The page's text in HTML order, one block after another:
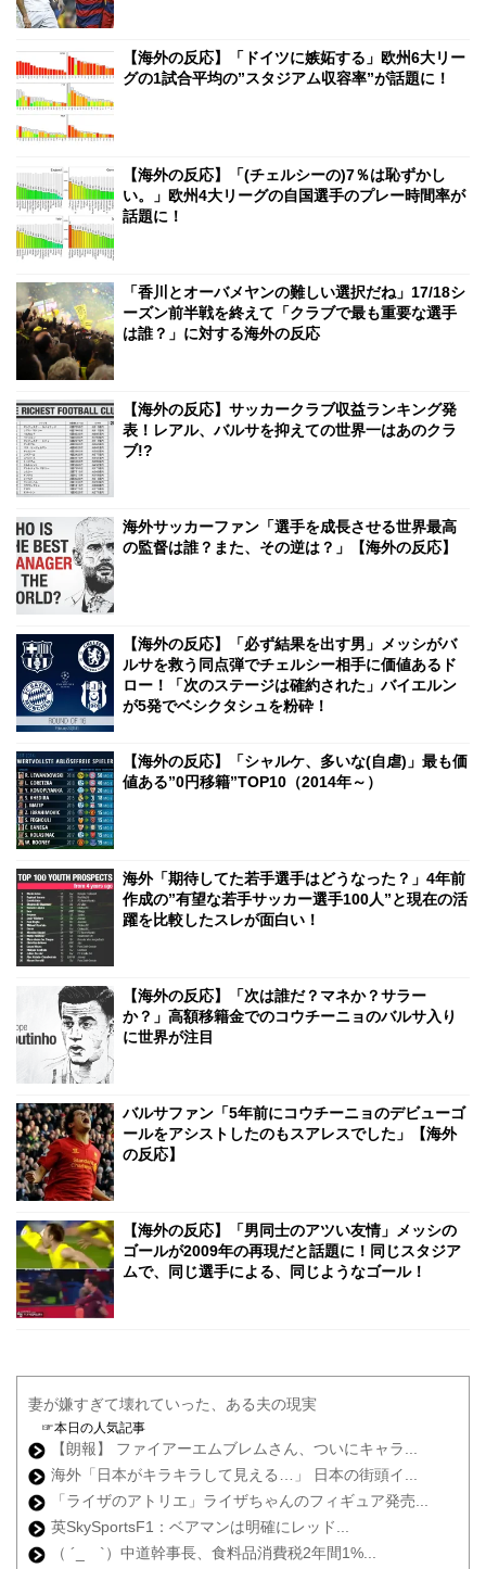
【海外の反応】「ドイツに嫉妬する」欧州6大リー
グの1試合平均の”スタジアム収容率”が話題に！
【海外の反応】「(チェルシーの)7％は恥ずかし
い。」欧州4大リーグの自国選手のプレー時間率が
話題に！
「香川とオーバメヤンの難しい選択だね」17/18シ
ーズン前半戦を終えて「クラブで最も重要な選手
は誰？」に対する海外の反応
【海外の反応】サッカークラブ収益ランキング発
表！レアル、バルサを抑えての世界一はあのクラ
ブ!?
海外サッカーファン「選手を成長させる世界最高
の監督は誰？また、その逆は？」【海外の反応】
【海外の反応】「必ず結果を出す男」メッシがバ
ルサを救う同点弾でチェルシー相手に価値あるド
ロー！「次のステージは確約された」バイエルン
が5発でベシクタシュを粉砕！
【海外の反応】「シャルケ、多いな(自虐)」最も価
値ある”0円移籍”TOP10（2014年～）
海外「期待してた若手選手はどうなった？」4年前
作成の”有望な若手サッカー選手100人”と現在の活
躍を比較したスレが面白い！
【海外の反応】「次は誰だ？マネか？サラー
か？」高額移籍金でのコウチーニョのバルサ入り
に世界が注目
バルサファン「5年前にコウチーニョのデビューゴ
ールをアシストしたのもスアレスでした」【海外
の反応】
【海外の反応】「男同士のアツい友情」メッシの
ゴールが2009年の再現だと話題に！同じスタジア
ムで、同じ選手による、同じようなゴール！
妻が嫌すぎて壊れていった、ある夫の現実
☞本日の人気記事
【朗報】 ファイアーエムブレムさん、ついにキャラ...
海外「日本がキラキラして見える…」 日本の街頭イ...
「ライザのアトリエ」ライザちゃんのフィギュア発売...
英SkySportsF1：ベアマンは明確にレッド...
（ ´_ゝ`）中道幹事長、食料品消費税2年間1%...